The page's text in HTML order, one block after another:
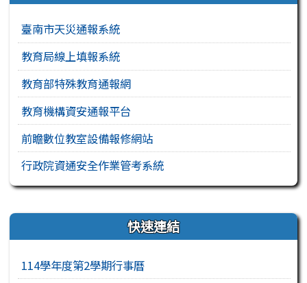
臺南市天災通報系統
教育局線上填報系統
教育部特殊教育通報網
教育機構資安通報平台
前瞻數位教室設備報修網站
行政院資通安全作業管考系統
右邊區域內容 快速連結
114學年度第2學期行事曆